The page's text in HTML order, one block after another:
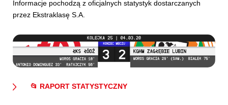
Informacje pochodzą z oficjalnych statystyk dostarczanych
przez Ekstraklasę S.A.
📂 RAPORT STATYSTYCZNY